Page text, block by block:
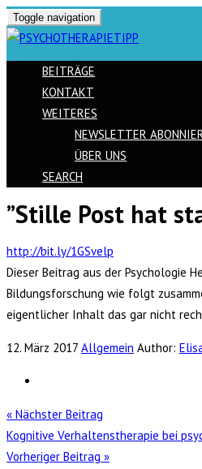
Toggle navigation
BEITRÄGE
KONTAKT
WEITERES
NEWSLETTER
ÜBER UNS
SEARCH
Skip
content
”Stille Post hat
http://bit.ly/1GSvelp
Dieser Beitrag aus der Psychologie
Bildungsforschung wie folgt
eigentlicher Inhalt das gar nicht
12. März 2017 Allgemein Author:
« Nächster Beitrag
Kognitive Verhaltenstherapie bei
Vorheriger Beitrag »